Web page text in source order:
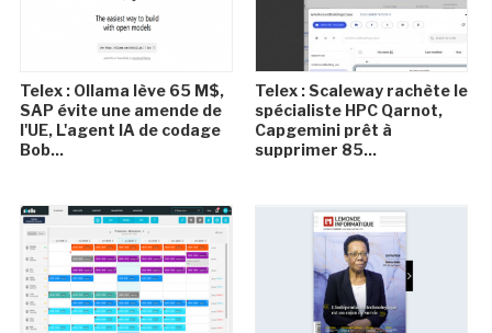
Telex : Ollama lève 65 M$,
SAP évite une amende de
l'UE, L'agent IA de codage
Bob...
Telex : Scaleway rachète le
spécialiste HPC Qarnot,
Capgemini prêt à
supprimer 85...